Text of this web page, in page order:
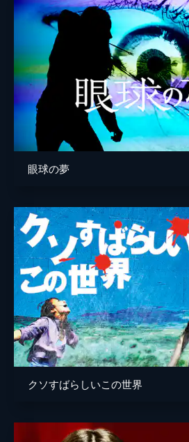
監督
脚本
音楽
眼球の夢
クソすばらしいこの世界